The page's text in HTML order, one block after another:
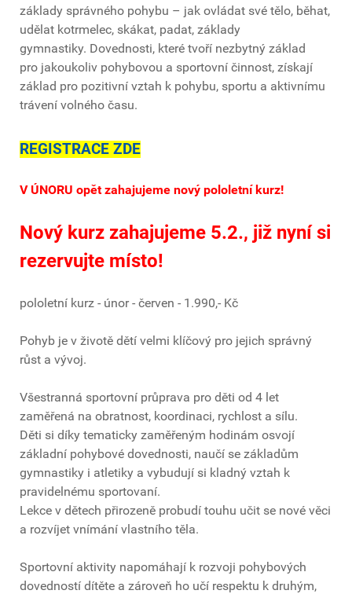
základy správného pohybu – jak ovládat své tělo, běhat,
udělat kotrmelec, skákat, padat, základy
gymnastiky. Dovednosti, které tvoří nezbytný základ
pro jakoukoliv pohybovou a sportovní činnost, získají
základ pro pozitivní vztah k pohybu, sportu a aktivnímu
trávení volného času.
REGISTRACE ZDE
V ÚNORU opětzahajujeme nový pololetní kurz!
Nový kurz zahajujeme 5.2., již nyní si
rezervujte místo!
pololetní kurz - únor - červen - 1.990,- Kč
Pohyb je v životě dětí velmi klíčový pro jejich správný
růst a vývoj.
Všestranná sportovní průprava pro děti od 4 let
zaměřená na obratnost, koordinaci, rychlost a sílu.
Děti si díky tematicky zaměřeným hodinám osvojí
základní pohybové dovednosti, naučí se základům
gymnastiky i atletiky a vybudují si kladný vztah k
pravidelnému sportovaní.
Lekce v dětech přirozeně probudí touhu učit se nové věci
a rozvíjet vnímání vlastního těla.
Sportovní aktivity napomáhají k rozvoji pohybových
dovedností dítěte a zároveň ho učí respektu k druhým,